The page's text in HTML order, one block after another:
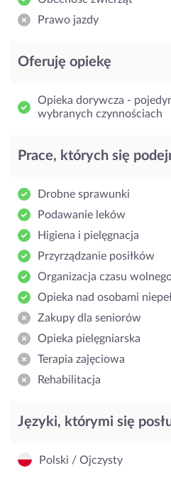
Prawo jazdy
Oferuję opiekę
Opieka dorywcza -
wybranych czynnościach
Prace, których się
Drobne sprawunki
Podawanie leków
Higiena i pielęgnacja
Przyrządzanie posiłków
Organizacja czasu
Opieka nad osobami
Zakupy dla seniorów
Opieka pielęgniarska
Terapia zajęciowa
Rehabilitacja
Języki, którymi się
Polski / Ojczysty